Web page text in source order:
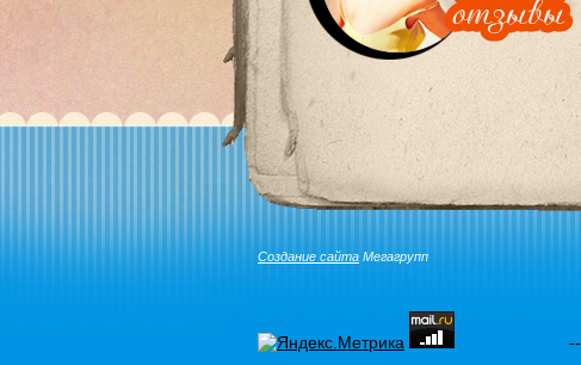
Создание сайта Мегагрупп